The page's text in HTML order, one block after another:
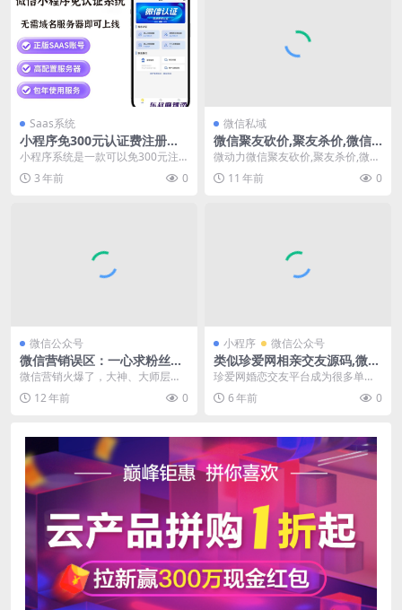
Saas系统
小程序免300元认证费注册通
道的程序saas坑位版账号
小程序系统是一款可以免300元注
册微信小程序的程序，填写信息即
可完全免费认证微信...
3 年前 0
微信私域
微信聚友砍价,聚友杀价,微信
砍价活动模块功能完整版,亲测
微动力微信聚友砍价,聚友杀价,微信
砍价活动模块功能完整版,亲测可
用！ 联系购买...
11 年前 0
微信公众号
微信营销误区：一心求粉丝做
成了精品内容推送媒体
微信营销火爆了，大神、大师层出
不穷，在一些大号的引导下，只要
有兴趣搞微信营销的人...
12 年前 0
小程序 微信公众号
类似珍爱网相亲交友源码,微信
公众号相亲交友,小程序相亲交
友开发
珍爱网婚恋交友平台成为很多单身
男女的脱单神器，而最重要的是珍
爱网借助婚恋市场赢得...
6 年前 0